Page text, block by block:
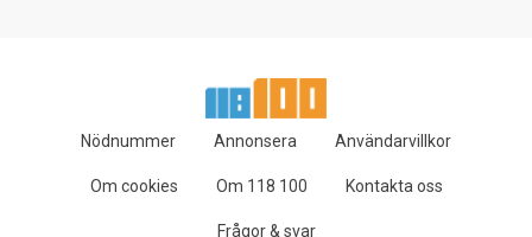
Nödnummer Annonsera Användarvillkor
Om cookies Om 118 100 Kontakta oss
Frågor & svar